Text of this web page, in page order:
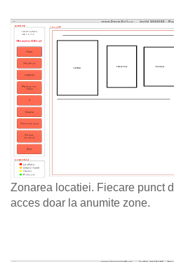
Zonarea locatiei. Fiecare punct
acces doar la anumite zone.